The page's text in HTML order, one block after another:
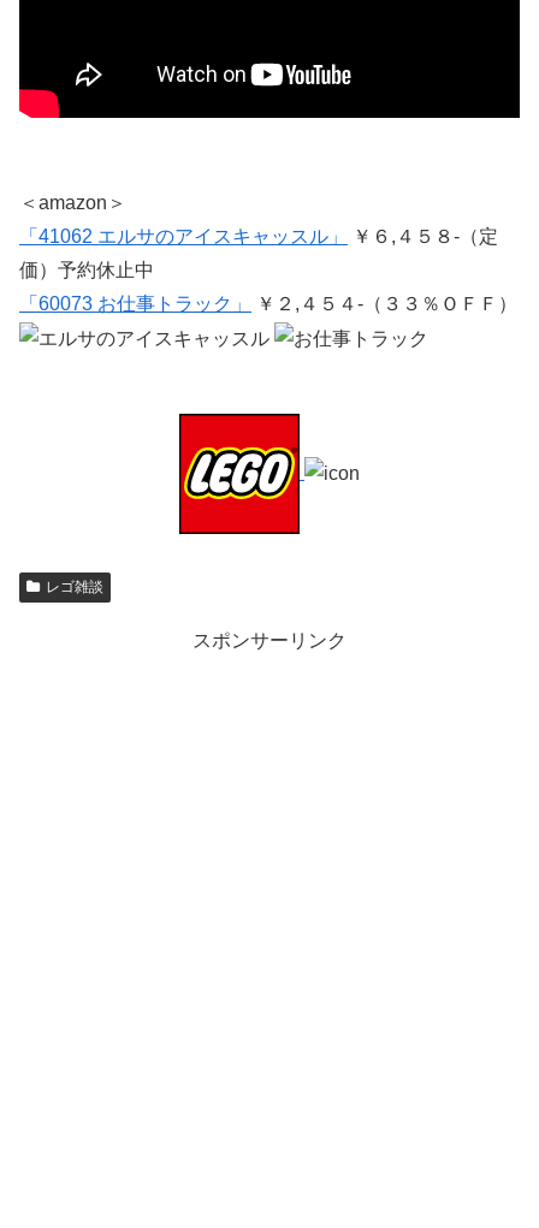
＜amazon＞
「41062 エルサのアイスキャッスル」
￥６,４５８-（定
価）予約休止中
「60073 お仕事トラック」
￥２,４５４-（３３％ＯＦＦ）
レゴ雑談
スポンサーリンク